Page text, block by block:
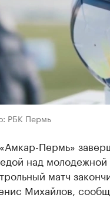
РБК Пермь
Пермь»
над молодежной
матч
Михайлов,